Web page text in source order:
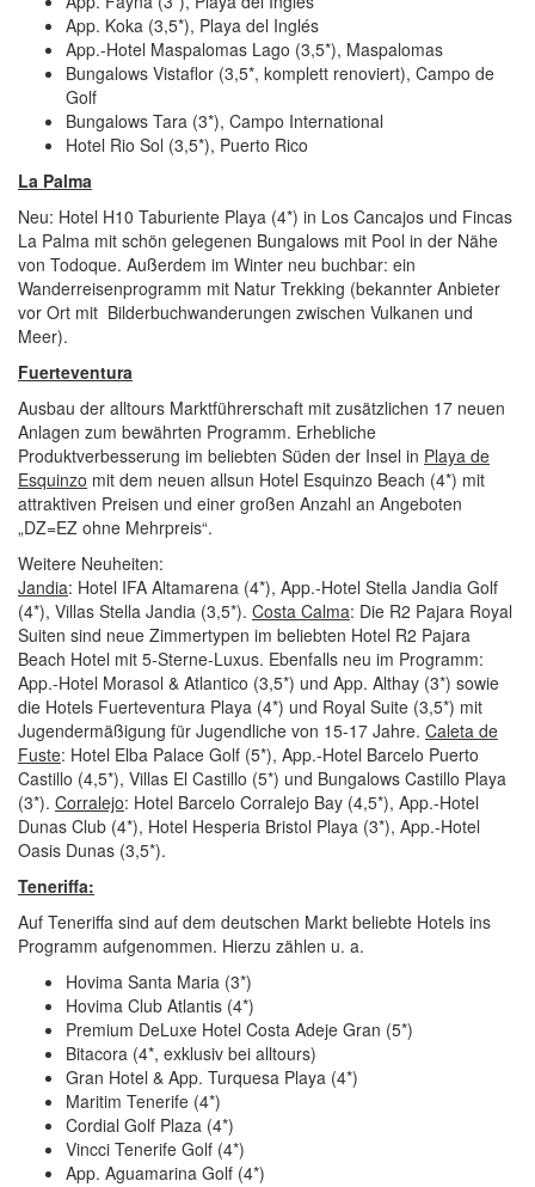
App. Koka (3,5*), Playa del Inglés
App.-Hotel Maspalomas Lago (3,5*), Maspalomas
Bungalows Vistaflor (3,5*, komplett renoviert), Campo de
Golf
Bungalows Tara (3*), Campo International
Hotel Rio Sol (3,5*), Puerto Rico
La Palma
Neu: Hotel H10 Taburiente Playa (4*) in Los Cancajos und Fincas
La Palma mit schön gelegenen Bungalows mit Pool in der Nähe
von Todoque. Außerdem im Winter neu buchbar: ein
Wanderreisenprogramm mit Natur Trekking (bekannter Anbieter
vor Ort mit Bilderbuchwanderungen zwischen Vulkanen und
Meer).
Fuerteventura
Ausbau der alltours Marktführerschaft mit zusätzlichen 17 neuen
Anlagen zum bewährten Programm. Erhebliche
Produktverbesserung im beliebten Süden der Insel in Playa de
Esquinzo mit dem neuen allsun Hotel Esquinzo Beach (4*) mit
attraktiven Preisen und einer großen Anzahl an Angeboten
„DZ=EZ ohne Mehrpreis“.
Weitere Neuheiten:
Jandia: Hotel IFA Altamarena (4*), App.-Hotel Stella Jandia Golf
(4*), Villas Stella Jandia (3,5*). Costa Calma: Die R2 Pajara Royal
Suiten sind neue Zimmertypen im beliebten Hotel R2 Pajara
Beach Hotel mit 5-Sterne-Luxus. Ebenfalls neu im Programm:
App.-Hotel Morasol & Atlantico (3,5*) und App. Althay (3*) sowie
die Hotels Fuerteventura Playa (4*) und Royal Suite (3,5*) mit
Jugendermäßigung für Jugendliche von 15-17 Jahre. Caleta de
Fuste: Hotel Elba Palace Golf (5*), App.-Hotel Barcelo Puerto
Castillo (4,5*), Villas El Castillo (5*) und Bungalows Castillo Playa
(3*). Corralejo: Hotel Barcelo Corralejo Bay (4,5*), App.-Hotel
Dunas Club (4*), Hotel Hesperia Bristol Playa (3*), App.-Hotel
Oasis Dunas (3,5*).
Teneriffa:
Auf Teneriffa sind auf dem deutschen Markt beliebte Hotels ins
Programm aufgenommen. Hierzu zählen u. a.
Hovima Santa Maria (3*)
Hovima Club Atlantis (4*)
Premium DeLuxe Hotel Costa Adeje Gran (5*)
Bitacora (4*, exklusiv bei alltours)
Gran Hotel & App. Turquesa Playa (4*)
Maritim Tenerife (4*)
Cordial Golf Plaza (4*)
Vincci Tenerife Golf (4*)
App. Aguamarina Golf (4*)